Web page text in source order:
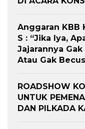
Anggaran KBB
S : “Jika Iya,
Jajarannya
Atau Gak
ROADSHOW
UNTUK
DAN PILKADA